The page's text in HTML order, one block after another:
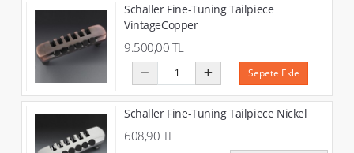
Schaller Fine-Tuning Tailpiece
VintageCopper
9.500,00 TL
Sepete Ekle
Schaller Fine-Tuning Tailpiece Nickel
608,90 TL